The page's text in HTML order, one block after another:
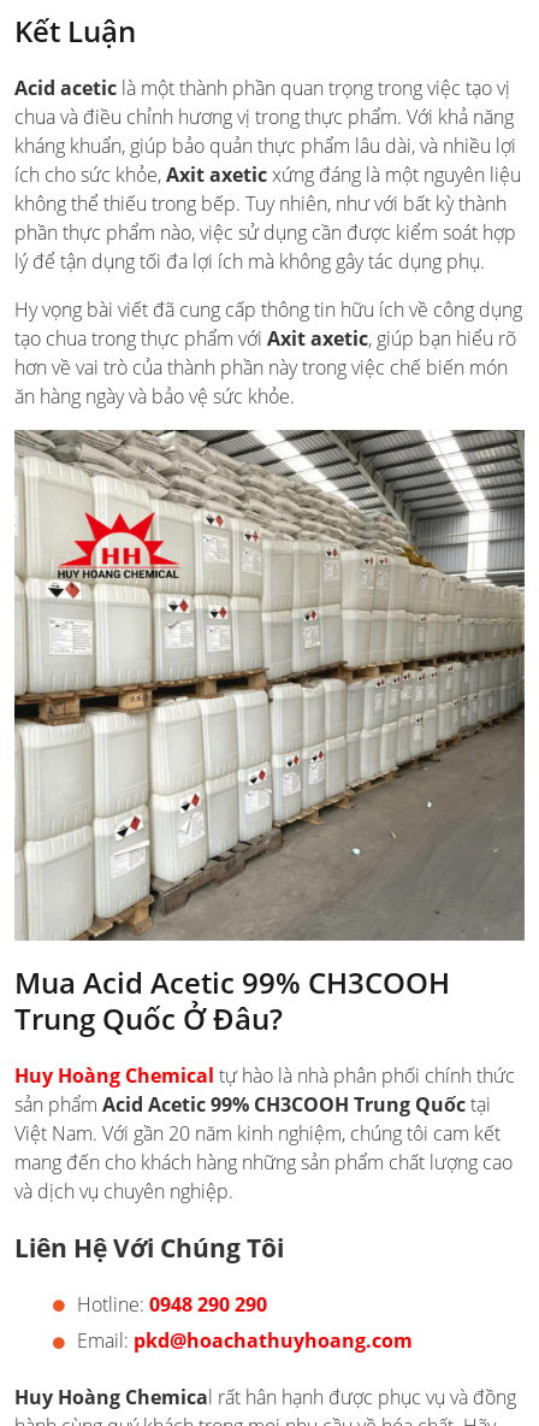
Kết Luận
Acid acetic là một thành phần quan trọng trong việc tạo vị
chua và điều chỉnh hương vị trong thực phẩm. Với khả năng
kháng khuẩn, giúp bảo quản thực phẩm lâu dài, và nhiều lợi
ích cho sức khỏe,Axit axeticxứng đáng là một nguyên liệu
không thể thiếu trong bếp. Tuy nhiên, như với bất kỳ thành
phần thực phẩm nào, việc sử dụng cần được kiểm soát hợp
lý để tận dụng tối đa lợi ích mà không gây tác dụng phụ.
Hy vọng bài viết đã cung cấp thông tin hữu ích về công dụng
tạo chua trong thực phẩm với Axit axetic, giúp bạn hiểu rõ
hơn về vai trò của thành phần này trong việc chế biến món
ăn hàng ngày và bảo vệ sức khỏe.
Mua Acid Acetic 99% CH3COOH
Trung Quốc Ở Đâu?
Huy Hoàng Chemical tự hào là nhà phân phối chính thức
sản phẩm Acid Acetic 99% CH3COOH Trung Quốctại
Việt Nam. Với gần 20 năm kinh nghiệm, chúng tôi cam kết
mang đến cho khách hàng những sản phẩm chất lượng cao
và dịch vụ chuyên nghiệp.
Liên Hệ Với Chúng Tôi
Hotline: 0948 290 290
Email: pkd@hoachathuyhoang.com
Huy Hoàng Chemical rất hân hạnh được phục vụ và đồng